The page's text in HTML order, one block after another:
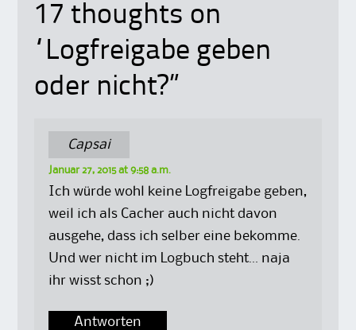
17 thoughts on
“ Logfreigabe geben
oder nicht?”
Capsai
Januar 27, 2015 at 9:58 a.m.
Ich würde wohl keine Logfreigabe geben,
weil ich als Cacher auch nicht davon
ausgehe, dass ich selber eine bekomme.
Und wer nicht im Logbuch steht… naja
ihr wisst schon ;)
Antworten